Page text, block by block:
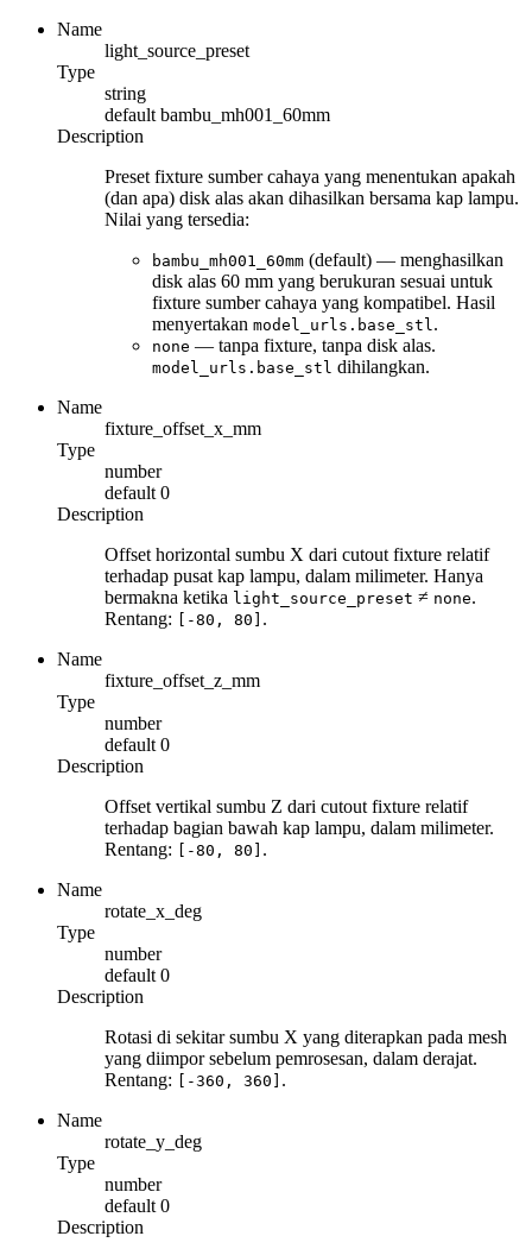
Name
light_source_preset
Type
string
default bambu_mh001_60mm
Description
Preset fixture sumber cahaya yang menentukan apakah
(dan apa) disk alas akan dihasilkan bersama kap lampu.
Nilai yang tersedia:
bambu_mh001_60mm (default) — menghasilkan
disk alas 60 mm yang berukuran sesuai untuk
fixture sumber cahaya yang kompatibel. Hasil
menyertakan model_urls.base_stl .
none — tanpa fixture, tanpa disk alas.
model_urls.base_stl dihilangkan.
Name
fixture_offset_x_mm
Type
number
default 0
Description
Offset horizontal sumbu X dari cutout fixture relatif
terhadap pusat kap lampu, dalam milimeter. Hanya
bermakna ketika light_source_preset ≠ none.
Rentang: [-80, 80] .
Name
fixture_offset_z_mm
Type
number
default 0
Description
Offset vertikal sumbu Z dari cutout fixture relatif
terhadap bagian bawah kap lampu, dalam milimeter.
Rentang: [-80, 80] .
Name
rotate_x_deg
Type
number
default 0
Description
Rotasi di sekitar sumbu X yang diterapkan pada mesh
yang diimpor sebelum pemrosesan, dalam derajat.
Rentang: [-360, 360] .
Name
rotate_y_deg
Type
number
default 0
Description